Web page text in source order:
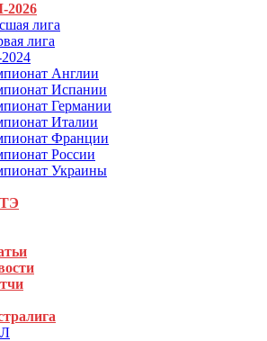
лига
лига
Англии
Испании
Германии
Италии
Франции
России
Украины